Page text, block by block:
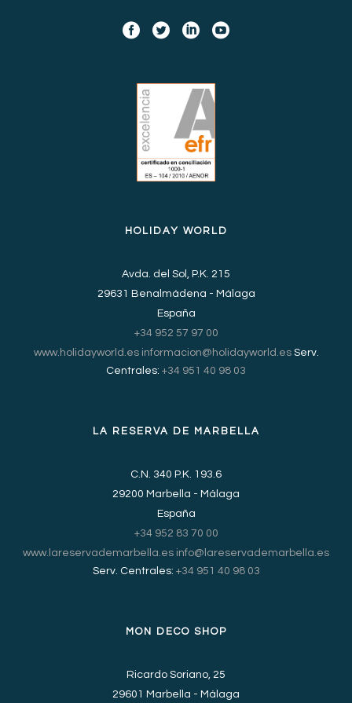
HOLIDAY WORLD
Avda. del Sol, P.K. 215
29631 Benalmádena - Málaga
España
+34 952 57 97 00
www.holidayworld.es informacion@holidayworld.esServ.
Centrales: +34 951 40 98 03
LA RESERVA DE MARBELLA
C.N. 340 P.K. 193.6
29200 Marbella - Málaga
España
+34 952 83 70 00
www.lareservademarbella.es info@lareservademarbella.es
Serv. Centrales: +34 951 40 98 03
MON DECO SHOP
Ricardo Soriano, 25
29601 Marbella - Málaga